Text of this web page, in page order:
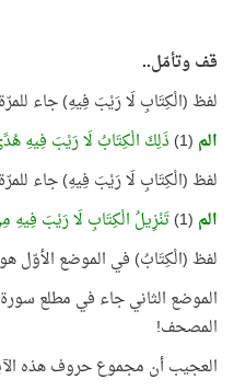
قف وتأمّل..
لفظ (الْكِتَابِ لَا رَيْبَ فِيهِ) جاء
الم (1) ذَلِكَ الْكِتَابُ لَا رَيْبَ فِيهِ
لفظ (الْكِتَابِ لَا رَيْبَ فِيهِ) جاء
الم (1) تَنْزِيلُ الْكِتَابِ لَا رَيْبَ فِيهِ
لفظ (الْكِتَابُ) في الموضع الأوّل
الموضع الثاني جاء في مطلع
المصحف!
العجيب أن مجموع حروف هذه الآيات الأربع 64